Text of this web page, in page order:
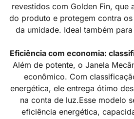
revestidos com Golden Fin, que
do produto e protegem contra
da umidade. Ideal também
Eficiência com economia:
Além de potente, o Janela
econômico. Com
energética, ele entrega ótimo
na conta de luz.Esse modelo
eficiência energética,